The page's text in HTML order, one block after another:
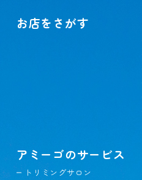
お店をさがす
アミーゴのサービス
トリミングサロン